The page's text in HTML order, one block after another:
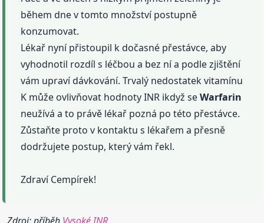
během dne v tomto množství postupně
konzumovat.
Lékař nyní přistoupil k dočasné přestávce, aby
vyhodnotil rozdíl s léčbou a bez ní a podle zjištění
vám upraví dávkování. Trvalý nedostatek vitamínu
K může ovlivňovat hodnoty INR ikdyž seWarfarin
neužívá a to právě lékař pozná po této přestávce.
Zůstaňte proto v kontaktu s lékařem a přesně
dodržujete postup, který vám řekl.
Zdraví Cempírek!